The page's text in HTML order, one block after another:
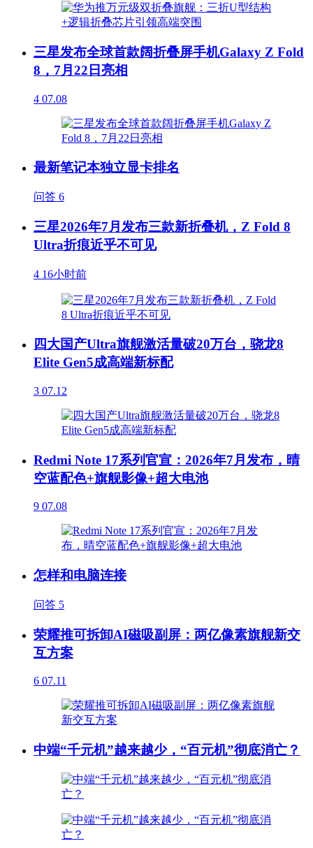
三星发布全球首款阔折叠屏手机Galaxy Z Fold
8，7月22日亮相
4 07.08
最新笔记本独立显卡排名
问答 6
三星2026年7月发布三款新折叠机，Z Fold 8
Ultra折痕近乎不可见
4 16小时前
四大国产Ultra旗舰激活量破20万台，骁龙8
Elite Gen5成高端新标配
3 07.12
Redmi Note 17系列官宣：2026年7月发布，晴
空蓝配色+旗舰影像+超大电池
9 07.08
怎样和电脑连接
问答 5
荣耀推可拆卸AI磁吸副屏：两亿像素旗舰新交
互方案
6 07.11
中端“千元机”越来越少，“百元机”彻底消亡？